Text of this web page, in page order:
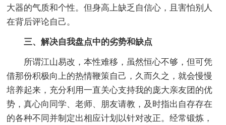
大器的气质和个性。但身高上缺乏自信心，且害怕别人
在背后评论自己。
三、解决自我盘点中的劣势和缺点
所谓江山易改，本性难移，虽然恒心不够，但可凭
借那份积极向上的热情鞭策自己，久而久之，就会慢慢
培养起来，充分利用一直关心支持我的庞大亲友团的优
势，真心向同学、老师、朋友请教，及时指出自存存在
的各种不同并制定出相应计划以针对改正。经常锻炼，